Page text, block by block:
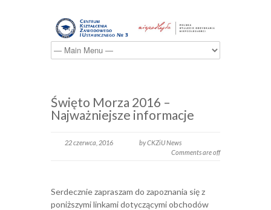
Święto Morza 2016 –
Najważniejsze informacje
22 czerwca, 2016
by CKZiU News
Comments are off
Serdecznie zapraszam do zapoznania się z
poniższymi linkami dotyczącymi obchodów